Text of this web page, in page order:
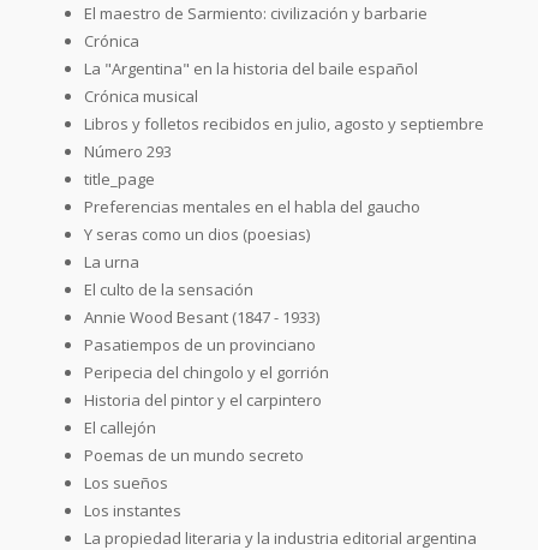
El maestro de Sarmiento: civilización y barbarie
Crónica
La "Argentina" en la historia del baile español
Crónica musical
Libros y folletos recibidos en julio, agosto y septiembre
Número 293
title_page
Preferencias mentales en el habla del gaucho
Y seras como un dios (poesias)
La urna
El culto de la sensación
Annie Wood Besant (1847 - 1933)
Pasatiempos de un provinciano
Peripecia del chingolo y el gorrión
Historia del pintor y el carpintero
El callejón
Poemas de un mundo secreto
Los sueños
Los instantes
La propiedad literaria y la industria editorial argentina